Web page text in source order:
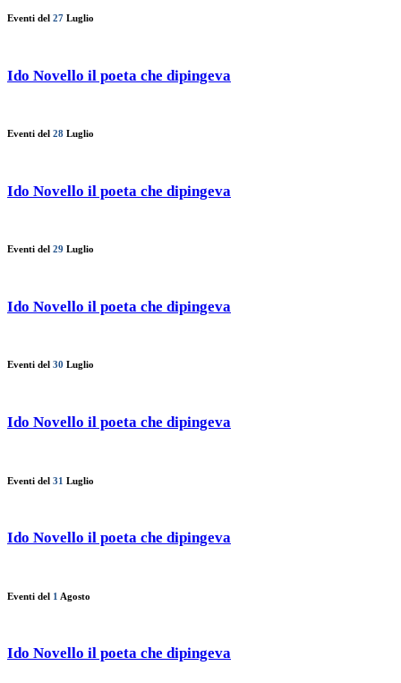
Eventi del 27 Luglio
Ido Novello il poeta che dipingeva
Eventi del 28 Luglio
Ido Novello il poeta che dipingeva
Eventi del 29 Luglio
Ido Novello il poeta che dipingeva
Eventi del 30 Luglio
Ido Novello il poeta che dipingeva
Eventi del 31 Luglio
Ido Novello il poeta che dipingeva
Eventi del 1 Agosto
Ido Novello il poeta che dipingeva